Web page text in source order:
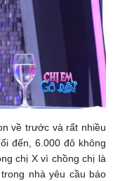
về trước và rất nhiều
đến, 6.000 đô không
chị X vì chồng chị là
nhà yêu cầu báo